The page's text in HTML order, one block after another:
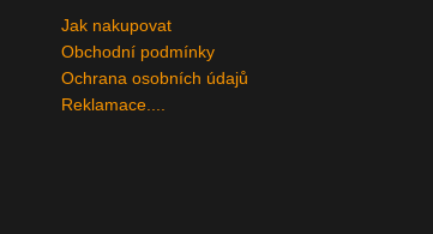
Jak nakupovat
Obchodní podmínky
Ochrana osobních údajů
Reklamace....